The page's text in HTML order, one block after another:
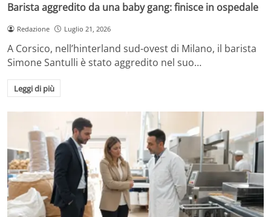
Barista aggredito da una baby gang: finisce in ospedale
Redazione Luglio 21, 2026
A Corsico, nell’hinterland sud-ovest di Milano, il barista
Simone Santulli è stato aggredito nel suo…
Leggi di più